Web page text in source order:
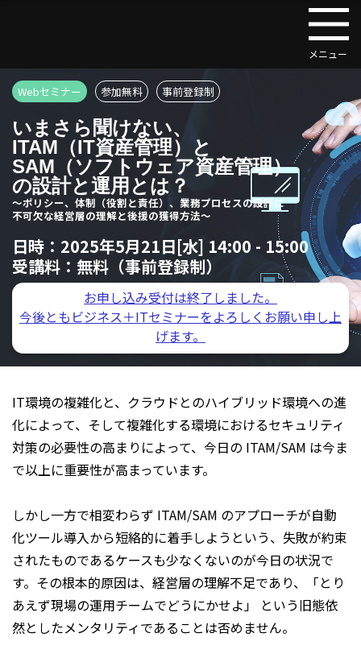
Webセミナー 参加無料 事前登録制
いまさら聞けない、
ITAM（IT資産管理）と
SAM（ソフトウェア資産管理）
の設計と運用とは？
～ポリシー、体制（役割と責任）、業務プロセスの設計に
不可欠な経営層の理解と後援の獲得方法～
日時： 2025年5月21日[水] 14:00 - 15:00
受講料： 無料（事前登録制）
お申し込み受付は終了しました。
今後ともビジネス＋ITセミナーをよろしくお願い申し上
げます。
IT環境の複雑化と、クラウドとのハイブリッド環境への進
化によって、そして複雑化する環境におけるセキュリティ
対策の必要性の高まりによって、今日の ITAM/SAM は今ま
で以上に重要性が高まっています。
しかし一方で相変わらず ITAM/SAM のアプローチが自動
化ツール導入から短絡的に着手しようという、失敗が約束
されたものであるケースも少なくないのが今日の状況で
す。その根本的原因は、経営層の理解不足であり、「とり
あえず現場の運用チームでどうにかせよ」 という旧態依
然としたメンタリティであることは否めません。